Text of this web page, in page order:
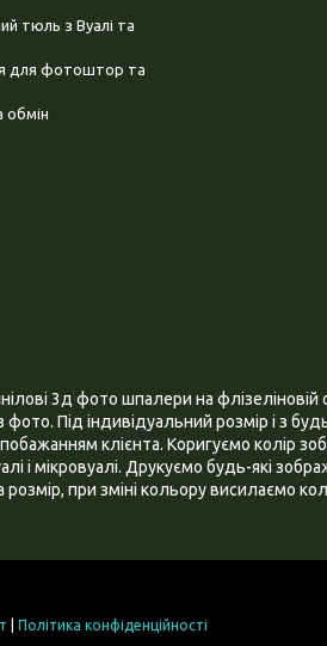
тюль з Вуалі та
для фотоштор та
обмін
3д фото шпалери на флізеліновій
Під індивідуальний розмір і з
клієнта. Коригуємо колір
і мікровуалі. Друкуємо будь-які
при зміні кольору висилаємо
Політика конфіденційності